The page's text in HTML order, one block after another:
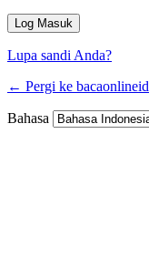
Lupa sandi Anda?
← Pergi ke bacaonlineid
Bahasa